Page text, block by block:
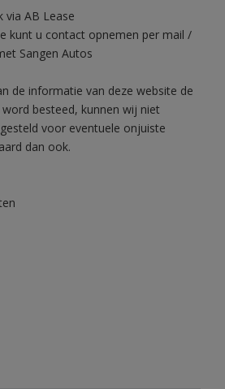
via AB Lease
kunt u contact opnemen per mail /
Sangen Autos
de informatie van deze website de
besteed, kunnen wij niet
voor eventuele onjuiste
dan ook.